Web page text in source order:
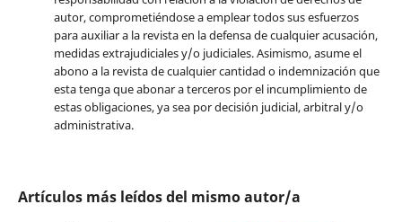
autor, comprometiéndose a emplear todos sus esfuerzos
para auxiliar a la revista en la defensa de cualquier acusación,
medidas extrajudiciales y/o judiciales. Asimismo, asume el
abono a la revista de cualquier cantidad o indemnización que
esta tenga que abonar a terceros por el incumplimiento de
estas obligaciones, ya sea por decisión judicial, arbitral y/o
administrativa.
Artículos más leídos del mismo autor/a